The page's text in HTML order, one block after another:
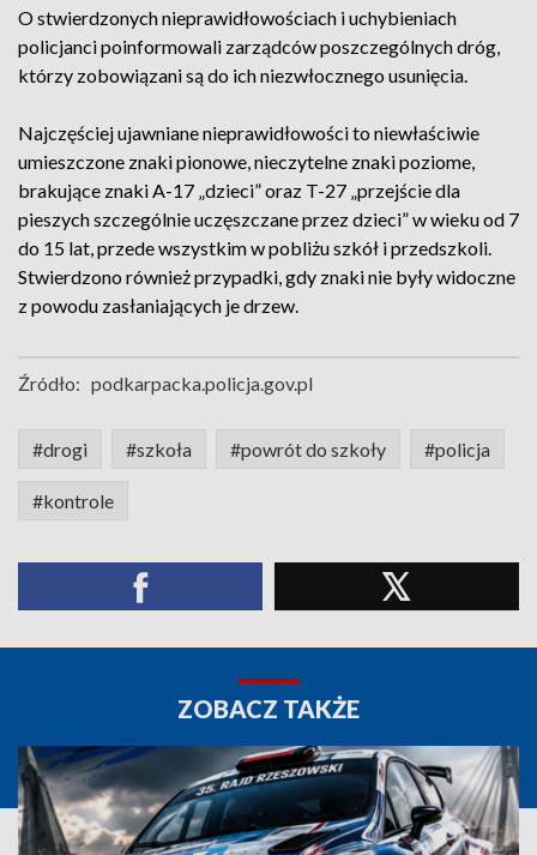
O stwierdzonych nieprawidłowościach i uchybieniach
policjanci poinformowali zarządców poszczególnych dróg,
którzy zobowiązani są do ich niezwłocznego usunięcia.
Najczęściej ujawniane nieprawidłowości to niewłaściwie
umieszczone znaki pionowe, nieczytelne znaki poziome,
brakujące znaki A-17 „dzieci” oraz T-27 „przejście dla
pieszych szczególnie uczęszczane przez dzieci” w wieku od 7
do 15 lat, przede wszystkim w pobliżu szkół i przedszkoli.
Stwierdzono również przypadki, gdy znaki nie były widoczne
z powodu zasłaniających je drzew.
Źródło: podkarpacka.policja.gov.pl
#drogi #szkoła #powrót do szkoły #policja
#kontrole
ZOBACZ TAKŻE